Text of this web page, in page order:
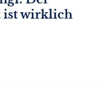
ist wirklich